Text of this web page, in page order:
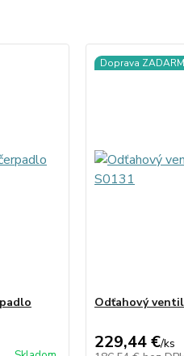
Doprava
Odťahový
229,44 €/ks